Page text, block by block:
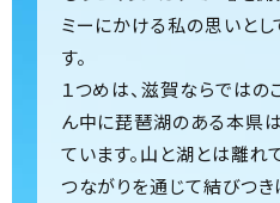
ミーにかける私の思いとし
す。
１つめは、滋賀ならではの
ん中に琵琶湖のある本県
ています。山と湖とは離れ
つながりを通じて結びつ